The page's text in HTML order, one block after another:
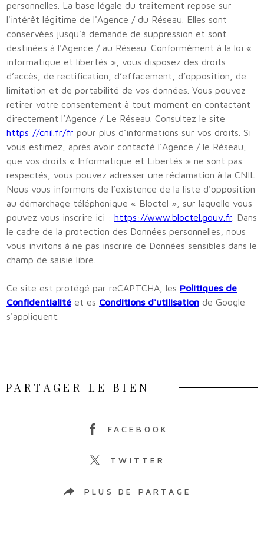
personnelles. La base légale du traitement repose sur
l'intérêt légitime de l'Agence / du Réseau. Elles sont
conservées jusqu'à demande de suppression et sont
destinées à l'Agence / au Réseau. Conformément à la loi «
informatique et libertés », vous disposez des droits
d’accès, de rectification, d’effacement, d’opposition, de
limitation et de portabilité de vos données. Vous pouvez
retirer votre consentement à tout moment en contactant
directement l’Agence / Le Réseau. Consultez le site
https://cnil.fr/fr pour plus d’informations sur vos droits. Si
vous estimez, après avoir contacté l'Agence / le Réseau,
que vos droits « Informatique et Libertés » ne sont pas
respectés, vous pouvez adresser une réclamation à la CNIL.
Nous vous informons de l’existence de la liste d'opposition
au démarchage téléphonique « Bloctel », sur laquelle vous
pouvez vous inscrire ici : https://www.bloctel.gouv.fr . Dans
le cadre de la protection des Données personnelles, nous
vous invitons à ne pas inscrire de Données sensibles dans le
champ de saisie libre.
Ce site est protégé par reCAPTCHA, les Politiques de
Confidentialité et es Conditions d'utilisation de Google
s'appliquent.
PARTAGER LE BIEN
FACEBOOK
TWITTER
PLUS DE PARTAGE